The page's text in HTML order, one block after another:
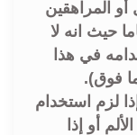
أو المراهقين
تقل أعمارهم عن 16 عاما حيث انه لا
في هذا
لزم استخدام
لعلاج الألم أو إذا